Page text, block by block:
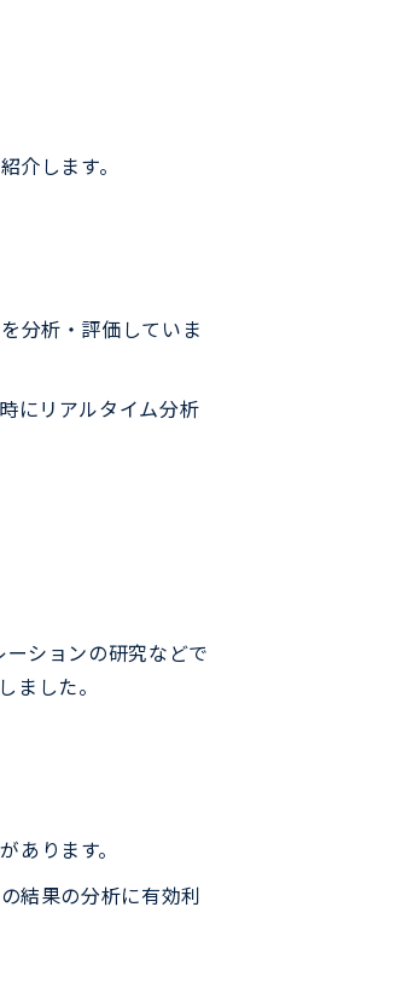
介します。
分析・評価していま
にリアルタイム分析
ションの研究などで
した。
ります。
結果の分析に有効利